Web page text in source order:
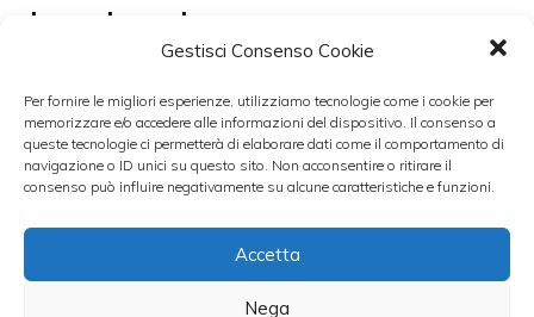
Gestisci Consenso Cookie
Per fornire le migliori esperienze, utilizziamo tecnologie come i cookie per
memorizzare e/o accedere alle informazioni del dispositivo. Il consenso a
queste tecnologie ci permetterà di elaborare dati come il comportamento di
navigazione o ID unici su questo sito. Non acconsentire o ritirare il
consenso può influire negativamente su alcune caratteristiche e funzioni.
Accetta
Nega
Leggi anche:
Ricetta arrosto di
Ricetta arrosto di